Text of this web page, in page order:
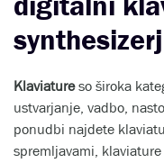
Klaviatureso široka
ustvarjanje, vadbo,
ponudbi najdete
spremljavami,